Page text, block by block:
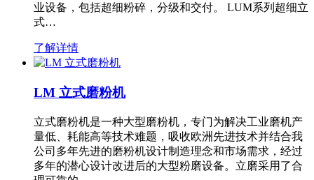
业设备，包括超细粉碎，分级和交付。 LUM系列超细立
式…
了解详情
LM 立式磨粉机
立式磨粉机是一种大型磨粉机，专门为解决工业磨机产
量低、耗能高等技术难题，吸收欧洲先进技术并结合我
公司多年先进的磨粉机设计制造理念和市场需求，经过
多年的潜心设计改进后的大型粉磨设备。立磨采用了合